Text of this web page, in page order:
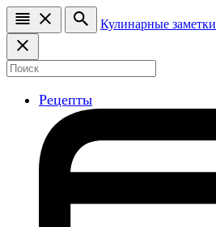
Кулинарные заметки
Рецепты